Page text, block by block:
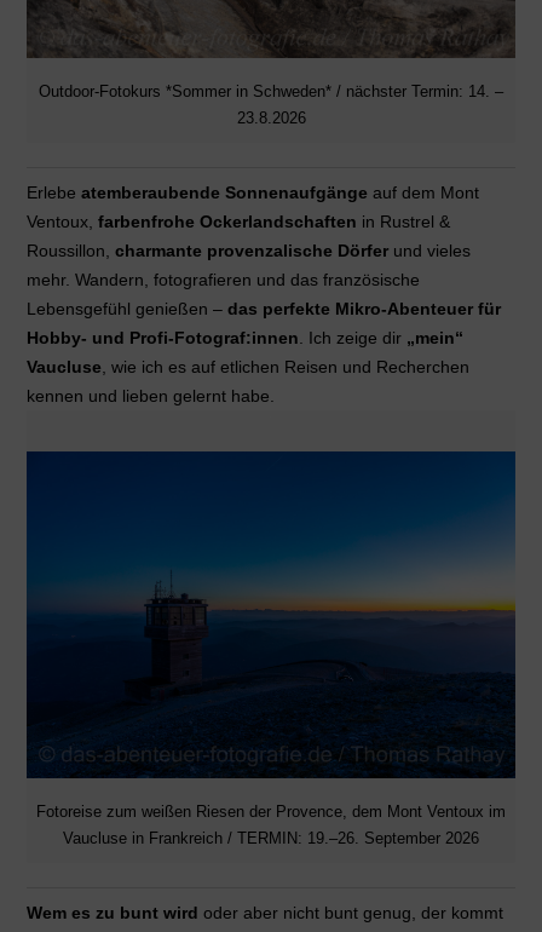
Outdoor-Fotokurs *Sommer in Schweden* / nächster Termin: 14. –
23.8.2026
Erlebe atemberaubende Sonnenaufgänge auf dem Mont
Ventoux, farbenfrohe Ockerlandschaften in Rustrel &
Roussillon, charmante provenzalische Dörferund vieles
mehr. Wandern, fotografieren und das französische
Lebensgefühl genießen – das perfekte Mikro-Abenteuer für
Hobby‑ und Profi‑Fotograf:innen . Ich zeige dir „mein“
Vaucluse , wie ich es auf etlichen Reisen und Recherchen
kennen und lieben gelernt habe.
Fotoreise zum weißen Riesen der Provence, dem Mont Ventoux im
Vaucluse in Frankreich / TERMIN: 19.–26. September 2026
Wem es zu bunt wird oder aber nicht bunt genug, der kommt